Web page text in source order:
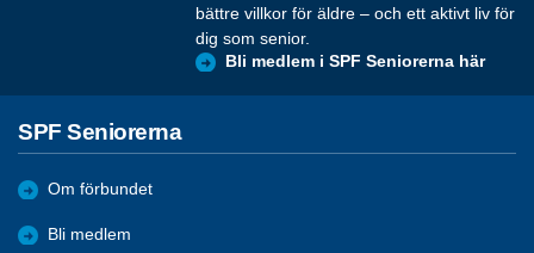
bättre villkor för äldre – och ett aktivt liv för
dig som senior.
Bli medlem i SPF Seniorerna här
SPF Seniorerna
Om förbundet
Bli medlem